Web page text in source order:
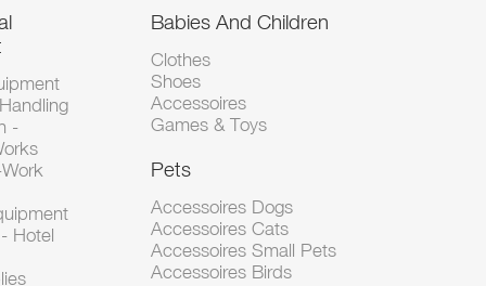
-
Hotel
Babies And Children
Clothes
Shoes
Accessoires
Games & Toys
Pets
Accessoires Dogs
Accessoires Cats
Accessoires Small Pets
Accessoires Birds